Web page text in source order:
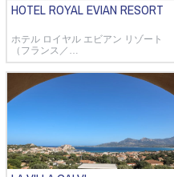
HOTEL ROYAL EVIAN RESORT
ホテル ロイヤル エビアン リゾート
（フランス／…